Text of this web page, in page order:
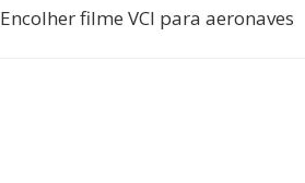
Encolher filme VCI para aeronaves